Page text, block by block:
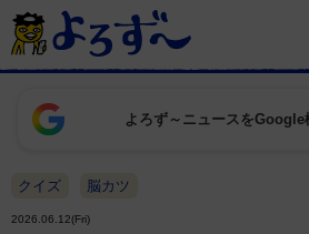
よろず～ニュースをGoogle
クイズ 脳カツ
2026.06.12(Fri)